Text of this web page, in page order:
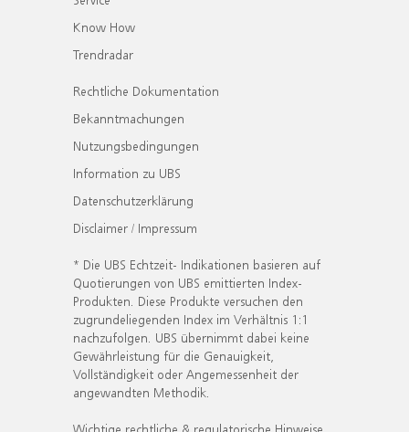
Know How
Trendradar
Rechtliche Dokumentation
Bekanntmachungen
Nutzungsbedingungen
Information zu UBS
Datenschutzerklärung
Disclaimer / Impressum
* Die UBS Echtzeit- Indikationen basieren auf
Quotierungen von UBS emittierten Index-
Produkten. Diese Produkte versuchen den
zugrundeliegenden Index im Verhältnis 1:1
nachzufolgen. UBS übernimmt dabei keine
Gewährleistung für die Genauigkeit,
Vollständigkeit oder Angemessenheit der
angewandten Methodik.